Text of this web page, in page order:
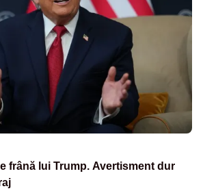
frână lui Trump. Avertisment dur